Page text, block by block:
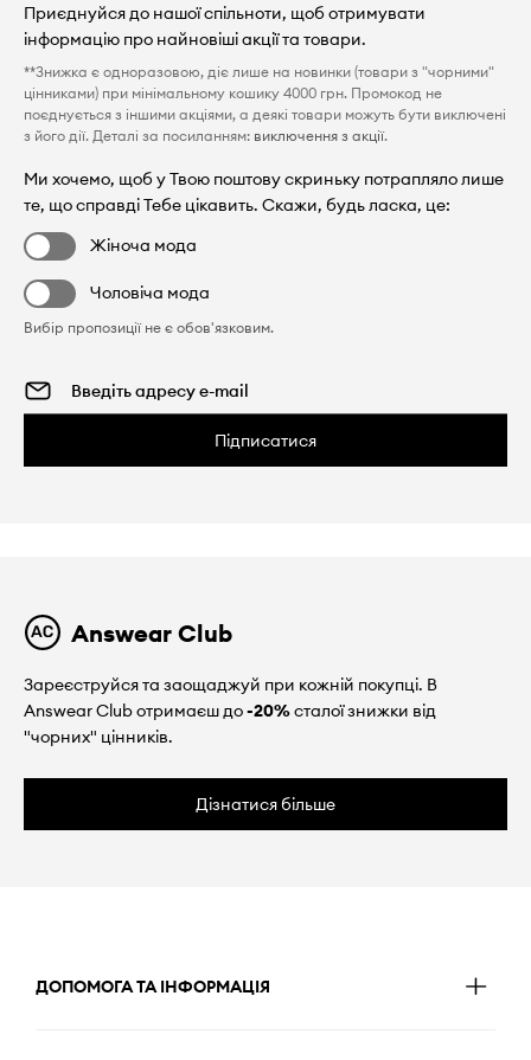
Приєднуйся до нашої спільноти, щоб отримувати
інформацію про найновіші акції та товари.
**Знижка є одноразовою, діє лише на новинки (товари з "чорними"
цінниками) при мінімальному кошику 4000 грн. Промокод не
поєднується з іншими акціями, а деякі товари можуть бути виключені
з його дії. Деталі за посиланням: виключення з акції.
Ми хочемо, щоб у Твою поштову скриньку потрапляло лише
те, що справді Тебе цікавить. Скажи, будь ласка, це:
Жіноча мода
Чоловіча мода
Вибір пропозиції не є обов'язковим.
Підписатися
Answear Club
Зареєструйся та заощаджуй при кожній покупці. В
Answear Club отримаєш до-20%сталої знижки від
"чорних" цінників.
Дізнатися більше
ДОПОМОГА ТА ІНФОРМАЦІЯ